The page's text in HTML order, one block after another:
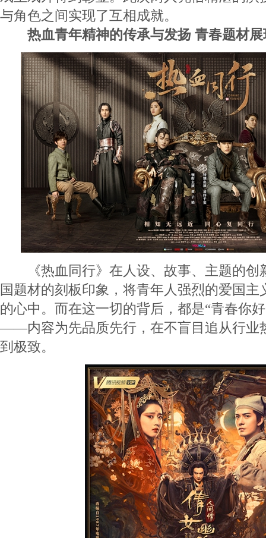
与角色之间实现了互相成就。
热血青年精神的传承与发扬 青春题材
《热血同行》在人设、故事、主题的创
国题材的刻板印象，将青年人强烈的爱国主
的心中。而在这一切的背后，都是“青春你
——内容为先品质先行，在不盲目追从行业
到极致。